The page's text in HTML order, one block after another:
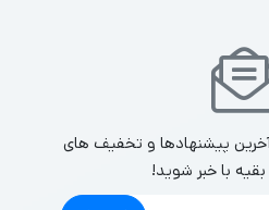
پیشنهادها و تخفیف های
بقیه با خبر شوید!